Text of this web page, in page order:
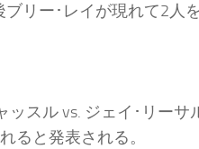
リー･レイが現れて2人
ッスル vs. ジェイ･リー
ると発表される。